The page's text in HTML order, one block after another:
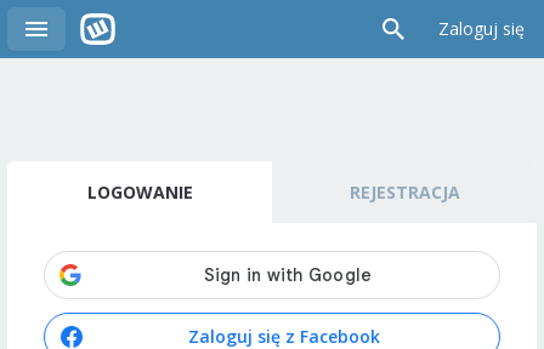
Zaloguj się
LOGOWANIE REJESTRACJA
Zaloguj się z Facebook